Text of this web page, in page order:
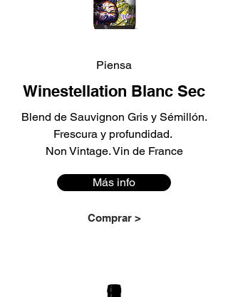
Piensa
Winestellation Blanc Sec
Blend de Sauvignon Gris y Sémillón.
Frescura y profundidad.
Non Vintage. Vin de France
Más info
Comprar >